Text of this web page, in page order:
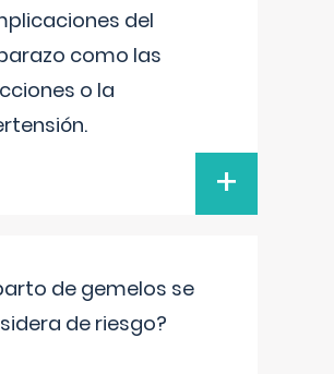
del
como las
o la
+
de gemelos se
de riesgo?